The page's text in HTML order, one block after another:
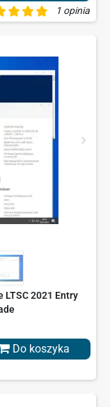
1 opinia
2021 Entry
Do koszyka